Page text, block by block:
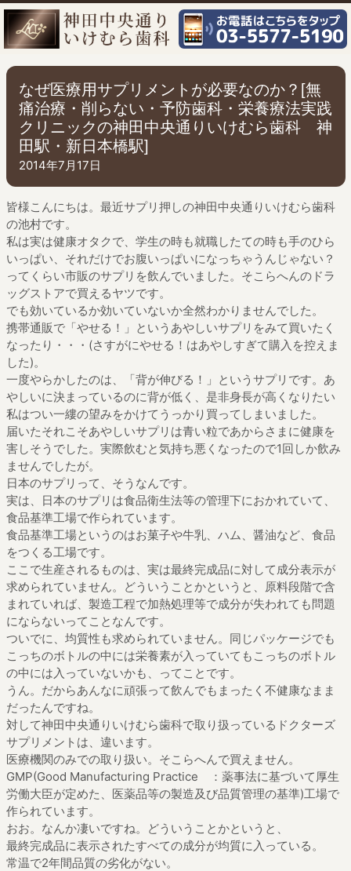
なぜ医療用サプリメントが必要なのか？[無
痛治療・削らない・予防歯科・栄養療法実践
クリニックの神田中央通りいけむら歯科 神
田駅・新日本橋駅]
2014年7月17日
皆様こんにちは。最近サプリ押しの神田中央通りいけむら歯科
の池村です。
私は実は健康オタクで、学生の時も就職したての時も手のひら
いっぱい、それだけでお腹いっぱいになっちゃうんじゃない？
ってくらい市販のサプリを飲んでいました。そこらへんのドラ
ッグストアで買えるヤツです。
でも効いているか効いていないか全然わかりませんでした。
携帯通販で「やせる！」というあやしいサプリをみて買いたく
なったり・・・(さすがにやせる！はあやしすぎて購入を控えま
した)。
一度やらかしたのは、「背が伸びる！」というサプリです。あ
やしいに決まっているのに背が低く、是非身長が高くなりたい
私はつい一縷の望みをかけてうっかり買ってしまいました。
届いたそれこそあやしいサプリは青い粒であからさまに健康を
害しそうでした。実際飲むと気持ち悪くなったので1回しか飲み
ませんでしたが。
日本のサプリって、そうなんです。
実は、日本のサプリは食品衛生法等の管理下におかれていて、
食品基準工場で作られています。
食品基準工場というのはお菓子や牛乳、ハム、醤油など、食品
をつくる工場です。
ここで生産されるものは、実は最終完成品に対して成分表示が
求められていません。どういうことかというと、原料段階で含
まれていれば、製造工程で加熱処理等で成分が失われても問題
にならないってことなんです。
ついでに、均質性も求められていません。同じパッケージでも
こっちのボトルの中には栄養素が入っていてもこっちのボトル
の中には入っていないかも、ってことです。
うん。だからあんなに頑張って飲んでもまったく不健康なまま
だったんですね。
対して神田中央通りいけむら歯科で取り扱っているドクターズ
サプリメントは、違います。
医療機関のみでの取り扱い。そこらへんで買えません。
GMP(Good Manufacturing Practice ：薬事法に基づいて厚生
労働大臣が定めた、医薬品等の製造及び品質管理の基準)工場で
作られています。
おお。なんか凄いですね。どういうことかというと、
最終完成品に表示されたすべての成分が均質に入っている。
常温で2年間品質の劣化がない。